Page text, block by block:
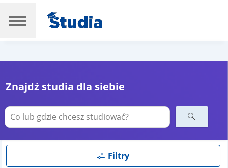
Znajdź studia dla siebie
Filtry